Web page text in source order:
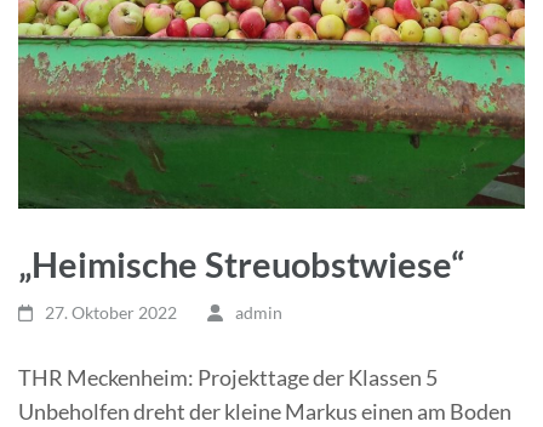
„Heimische Streuobstwiese“
27. Oktober 2022 admin
THR Meckenheim: Projekttage der Klassen 5
Unbeholfen dreht der kleine Markus einen am Boden